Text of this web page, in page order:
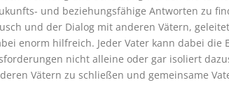
und beziehungsfähige Antworten zu
und der Dialog mit anderen Vätern,
enorm hilfreich. Jeder Vater kann dabei die
nicht alleine oder gar isoliert
Vätern zu schließen und gemeinsame